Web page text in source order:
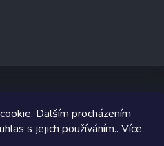
Dalším procházením
s jejich používáním.. Více
. Všechna práva vyhrazena.